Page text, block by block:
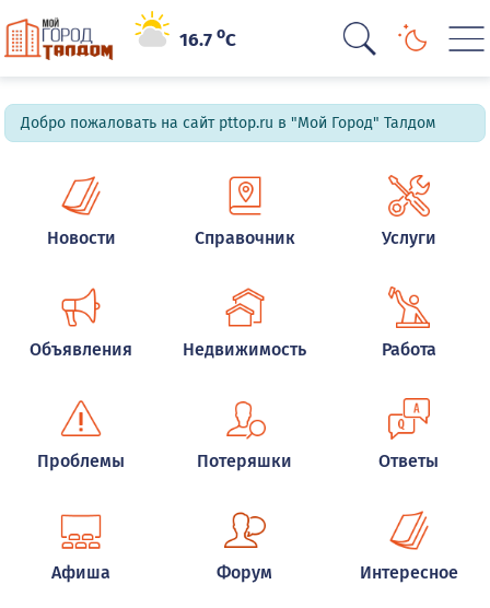
16.7oC
Добро пожаловать на сайт pttop.ru в "Мой Город" Талдом
Новости Справочник Услуги
Объявления Недвижимость Работа
Проблемы Потеряшки Ответы
Афиша Форум Интересное